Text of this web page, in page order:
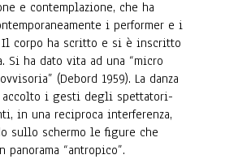
e contemplazione, che ha
i performer e i
corpo ha scritto e si è inscritto
Si ha dato vita ad una “micro
(Debord 1959). La danza
accolto i gesti degli spettatori-
in una reciproca interferenza,
sullo schermo le figure che
panorama “antropico”.